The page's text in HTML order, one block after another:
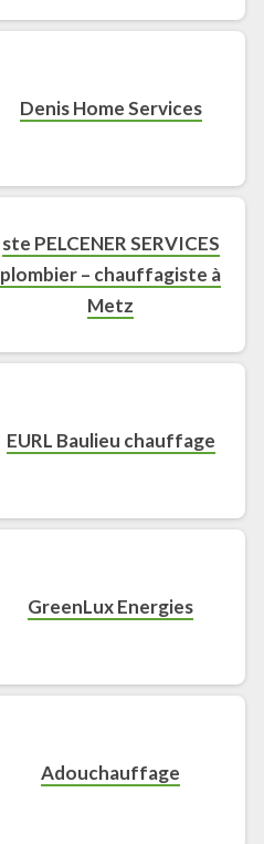
Denis Home Services
ste PELCENER SERVICES
plombier – chauffagiste à
Metz
EURL Baulieu chauffage
GreenLux Energies
Adouchauffage